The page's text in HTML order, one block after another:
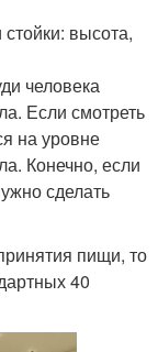
высота,
человека
Если смотреть
на уровне
Конечно, если
сделать
пищи, то
40